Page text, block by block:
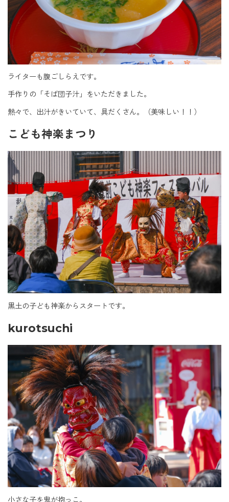
ライターも腹ごしらえです。
手作りの「そば団子汁」をいただきました。
熱々で、出汁がきいていて、具だくさん。（美味しい！！）
こども神楽まつり
黒土の子ども神楽からスタートです。
kurotsuchi
小さな子を鬼が抱っこ。